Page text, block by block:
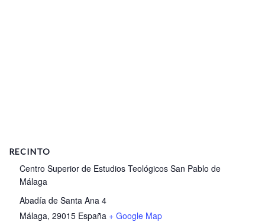
RECINTO
Centro Superior de Estudios Teológicos San Pablo de
Málaga
Abadía de Santa Ana 4
Málaga, 29015 España + Google Map